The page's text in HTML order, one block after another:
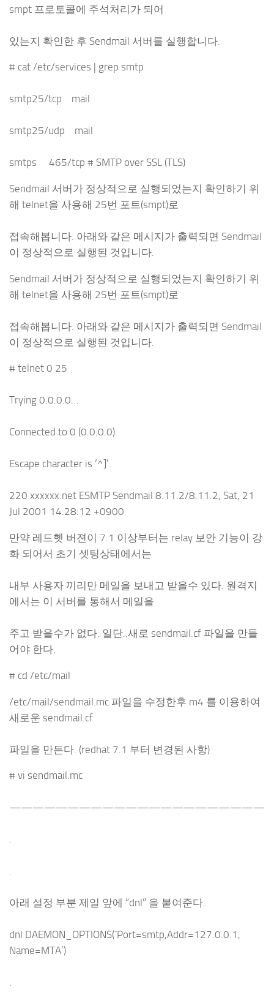
smpt 프로토콜에 주석처리가 되어
있는지 확인한 후 Sendmail 서버를 실행합니다.
# cat /etc/services | grep smtp
smtp25/tcp mail
smtp25/udp mail
smtps 465/tcp # SMTP over SSL (TLS)
Sendmail 서버가 정상적으로 실행되었는지 확인하기 위
해 telnet을 사용해 25번 포트(smpt)로
접속해봅니다. 아래와 같은 메시지가 출력되면 Sendmail
이 정상적으로 실행된 것입니다.
Sendmail 서버가 정상적으로 실행되었는지 확인하기 위
해 telnet을 사용해 25번 포트(smpt)로
접속해봅니다. 아래와 같은 메시지가 출력되면 Sendmail
이 정상적으로 실행된 것입니다.
# telnet 0 25
Trying 0.0.0.0…
Connected to 0 (0.0.0.0).
Escape character is ‘^]’.
220 xxxxxx.net ESMTP Sendmail 8.11.2/8.11.2; Sat, 21
Jul 2001 14:28:12 +0900
만약 레드헷 버젼이 7.1 이상부터는 relay 보안 기능이 강
화 되어서 초기 셋팅상태에서는
내부 사용자 끼리만 메일을 보내고 받을수 있다. 원격지
에서는 이 서버를 통해서 메일을
주고 받을수가 없다. 일단..새로 sendmail.cf 파일을 만들
어야 한다.
# cd /etc/mail
/etc/mail/sendmail.mc 파일을 수정한후 m4 를 이용하여
새로운 sendmail.cf
파일을 만든다. (redhat 7.1 부터 변경된 사항)
# vi sendmail.mc
——————————————————————
.
.
아래 설정 부분 제일 앞에 “dnl” 을 붙여준다.
dnl DAEMON_OPTIONS(`Port=smtp,Addr=127.0.0.1,
Name=MTA’)
.